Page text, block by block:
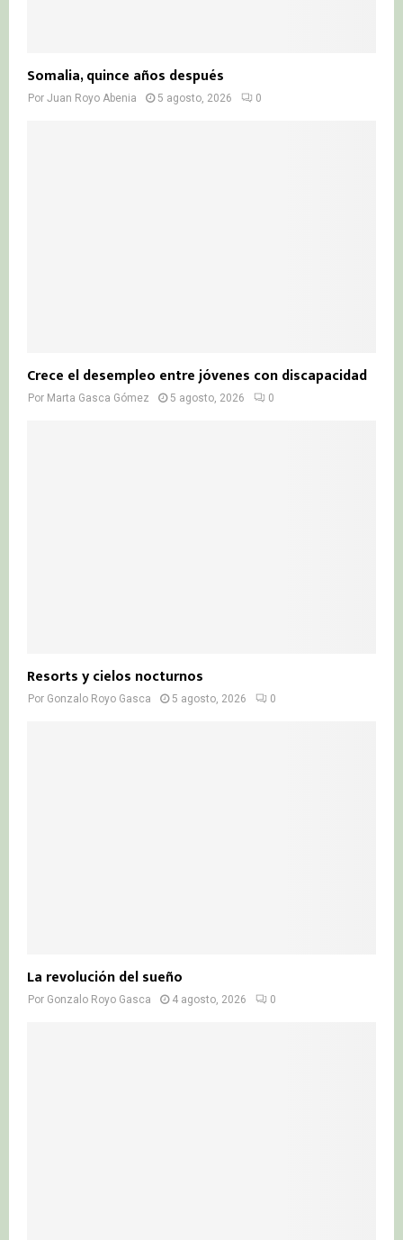
Somalia, quince años después
Por Juan Royo Abenia 5 agosto, 2026 0
Crece el desempleo entre jóvenes con discapacidad
Por Marta Gasca Gómez 5 agosto, 2026 0
Resorts y cielos nocturnos
Por Gonzalo Royo Gasca 5 agosto, 2026 0
La revolución del sueño
Por Gonzalo Royo Gasca 4 agosto, 2026 0